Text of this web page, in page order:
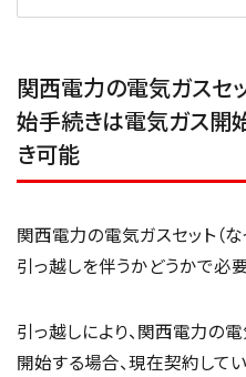
関西電力の電気ガスセッ
始手続きは電気ガス開
き可能
関西電力の電気ガスセット（
引っ越しを伴うかどうかで必
引っ越しにより、関西電力の電
開始する場合、現在契約して